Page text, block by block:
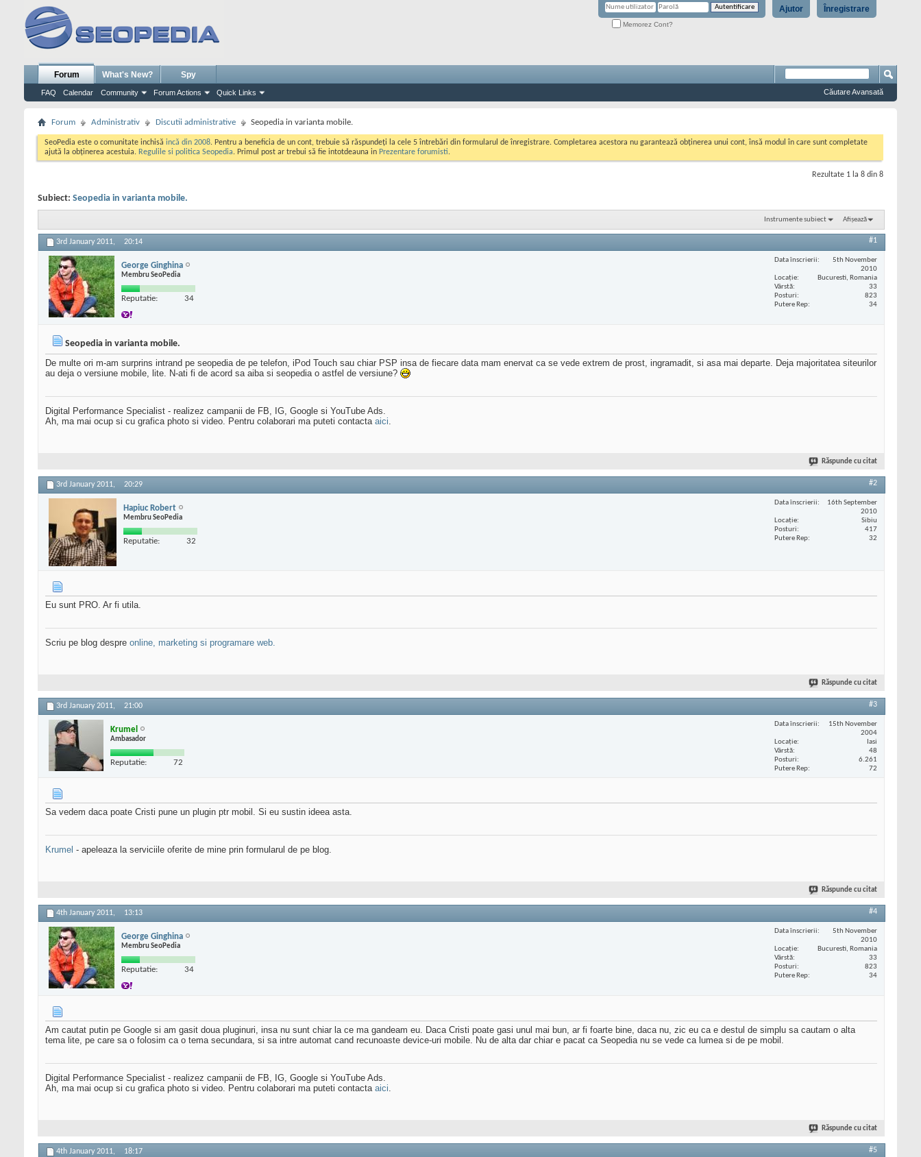
Înregistrare
Ajutor
Memorez Cont?
Forum
FAQ Calendar Community Forum Actions Quick Links
What's New? Spy
Căutare Avansată
Forum Administrativ Discutii administrative Seopedia in varianta mobile.
SeoPedia este o comunitate inchisă incă din 2008. Pentru a beneficia de un cont, trebuie să răspundeți la cele 5 întrebări din formularul de înregistrare. Completarea acestora nu garantează obținerea unui cont, însă modul în care sunt completate
ajută la obținerea acestuia. Regulile si politica Seopedia. Primul post ar trebui să fie intotdeauna in Prezentare forumisti.
Rezultate 1 la 8 din 8
Subiect: Seopedia in varianta mobile.
Instrumente subiect Afișează
3rd January 2011, 20:14 #1
George Ginghina
Membru SeoPedia
Reputatie: 34
Data înscrierii
5th November
2010
Locaţie
Bucuresti, Romania
Vârstă
33
Posturi
823
Putere Rep
34
Seopedia in varianta mobile.
De multe ori m-am surprins intrand pe seopedia de pe telefon, iPod Touch sau chiar PSP insa de fiecare data mam enervat ca se vede extrem de prost, ingramadit, si asa mai departe. Deja majoritatea siteurilor
au deja o versiune mobile, lite. N-ati fi de acord sa aiba si seopedia o astfel de versiune?
Digital Performance Specialist - realizez campanii de FB, IG, Google si YouTube Ads.
Ah, ma mai ocup si cu grafica photo si video. Pentru colaborari ma puteti contacta aici.
Răspunde cu citat
3rd January 2011, 20:29 #2
Hapiuc Robert
Membru SeoPedia
Reputatie: 32
Data înscrierii
16th September
2010
Locaţie
Sibiu
Posturi
417
Putere Rep
32
Eu sunt PRO. Ar fi utila.
Scriu pe blog despre online, marketing si programare web.
Răspunde cu citat
3rd January 2011, 21:00 #3
Krumel
Ambasador
Reputatie: 72
Data înscrierii
15th November
2004
Locaţie
Iasi
Vârstă
48
Posturi
6.261
Putere Rep
72
Sa vedem daca poate Cristi pune un plugin ptr mobil. Si eu sustin ideea asta.
Krumel - apeleaza la serviciile oferite de mine prin formularul de pe blog.
Răspunde cu citat
4th January 2011, 13:13 #4
George Ginghina
Membru SeoPedia
Reputatie: 34
Data înscrierii
5th November
2010
Locaţie
Bucuresti, Romania
Vârstă
33
Posturi
823
Putere Rep
34
Am cautat putin pe Google si am gasit doua pluginuri, insa nu sunt chiar la ce ma gandeam eu. Daca Cristi poate gasi unul mai bun, ar fi foarte bine, daca nu, zic eu ca e destul de simplu sa cautam o alta
tema lite, pe care sa o folosim ca o tema secundara, si sa intre automat cand recunoaste device-uri mobile. Nu de alta dar chiar e pacat ca Seopedia nu se vede ca lumea si de pe mobil.
Digital Performance Specialist - realizez campanii de FB, IG, Google si YouTube Ads.
Ah, ma mai ocup si cu grafica photo si video. Pentru colaborari ma puteti contacta aici.
Răspunde cu citat
4th January 2011, 18:17 #5